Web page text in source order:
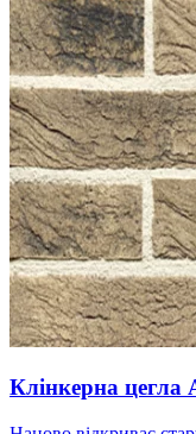
Клінкерна цегла